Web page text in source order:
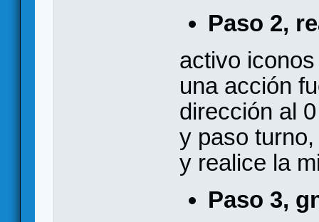
Paso 2,
activo
una acción
dirección al
y paso
y realice la
Paso 3,